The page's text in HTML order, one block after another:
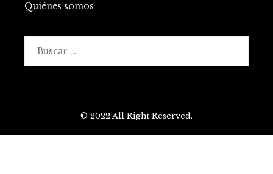
Quiénes somos
© 2022 All Right Reserved.